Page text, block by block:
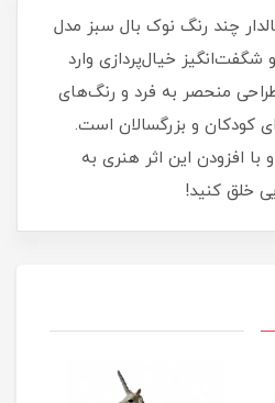
چند رنگ نوک بال سبز مدل
و شگفت‌انگیز خیال‌پردازی وارد
منحصر به فرد و رنگ‌های
کودکان و بزرگسالان است.
افزودن این اثر هنری به
خلق کنید!